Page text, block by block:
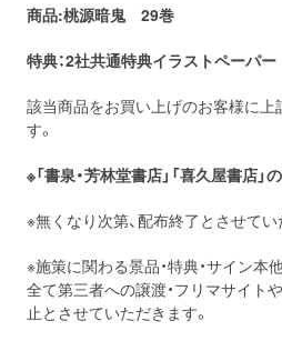
商品:桃源暗鬼29巻
特典：2社共通特典イラストペーパー
該当商品をお買い上げのお客様に上
す。
※「書泉・芳林堂書店」「喜久屋書店
※無くなり次第、配布終了とさせて
※施策に関わる景品・特典・サイン本他
全て第三者への譲渡・フリマサイト
止とさせていただきます。